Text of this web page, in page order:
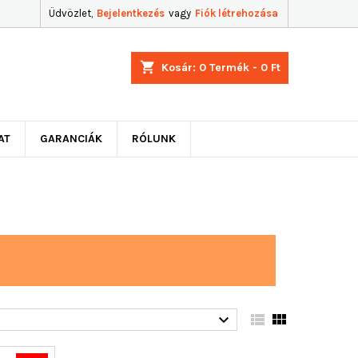
Üdvözlet, Bejelentkezés vagy Fiók létrehozása
shopping_cart Kosár: 0 Termék - 0 Ft
GARANCIÁK RÓLUNK
  